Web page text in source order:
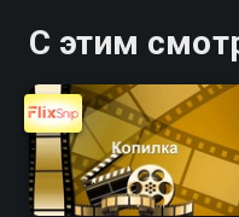
С этим